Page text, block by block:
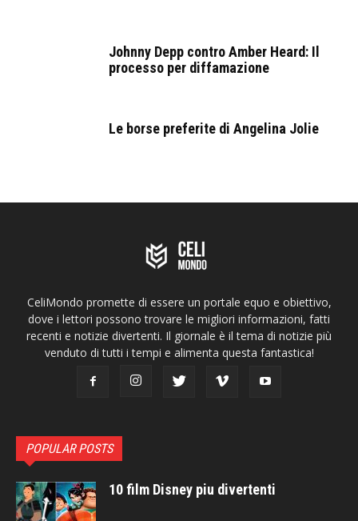
Johnny Depp contro Amber Heard: Il
processo per diffamazione
Le borse preferite di Angelina Jolie
CeliMondo promette di essere un portale equo e obiettivo,
dove i lettori possono trovare le migliori informazioni, fatti
recenti e notizie divertenti. Il giornale è il tema di notizie più
venduto di tutti i tempi e alimenta questa fantastica!
POPULAR POSTS
10 film Disney piu divertenti